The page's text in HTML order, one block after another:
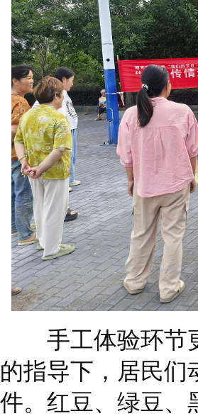
手工体验环节更
的指导下，居民们
件。红豆、绿豆、